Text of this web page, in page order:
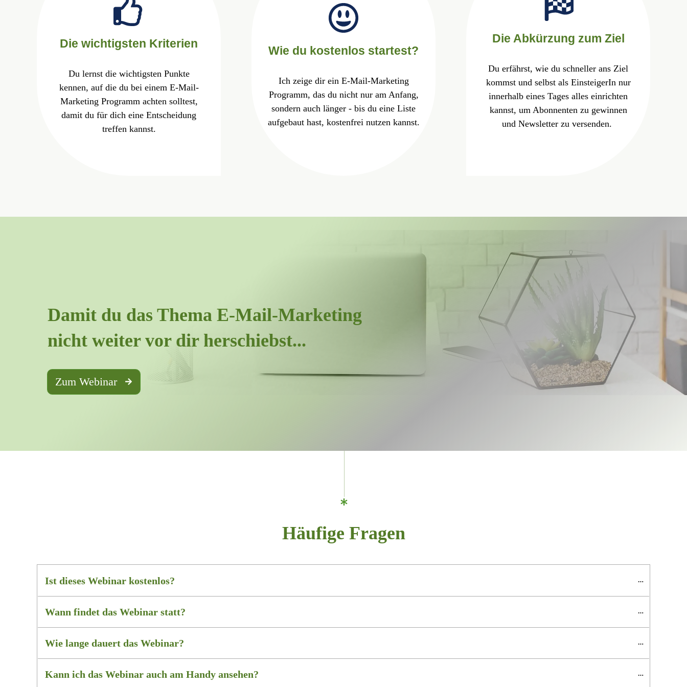
Die wichtigsten Kriterien
Du lernst die wichtigsten Punkte
kennen, auf die du bei einem E-Mail-
Marketing Programm achten solltest,
damit du für dich eine Entscheidung
treffen kannst.
Wie du kostenlos startest?
Ich zeige dir ein E-Mail-Marketing
Programm, das du nicht nur am Anfang,
sondern auch länger - bis du eine Liste
aufgebaut hast, kostenfrei nutzen kannst.
Die Abkürzung zum Ziel
Du erfährst, wie du schneller ans Ziel
kommst und selbst als EinsteigerIn nur
innerhalb eines Tages alles einrichten
kannst, um Abonnenten zu gewinnen
und Newsletter zu versenden.
Damit du das Thema E-Mail-Marketing
nicht weiter vor dir herschiebst...
Zum Webinar
Häufige Fragen
Ist dieses Webinar kostenlos?
Wann findet das Webinar statt?
Wie lange dauert das Webinar?
Kann ich das Webinar auch am Handy ansehen?